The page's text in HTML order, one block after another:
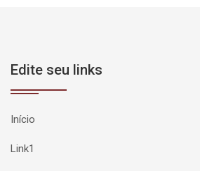
Edite seu links
Início
Link1